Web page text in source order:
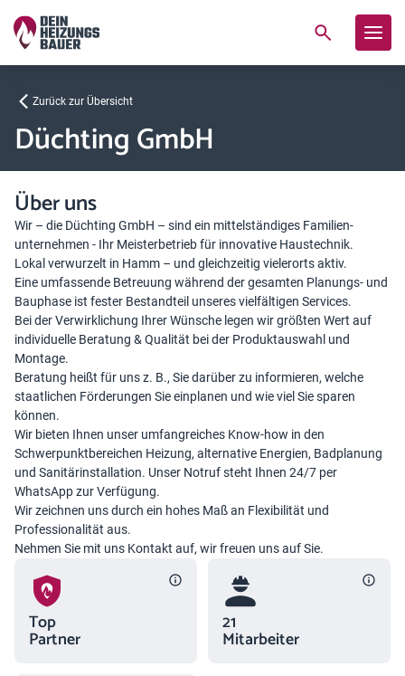
Zurück zur Übersicht
Düchting GmbH
Über uns
Wir – die Düchting GmbH – sind ein mittelständiges Familien-
unternehmen - Ihr Meisterbetrieb für innovative Haustechnik.
Lokal verwurzelt in Hamm – und gleichzeitig vielerorts aktiv.
Eine umfassende Betreuung während der gesamten Planungs- und
Bauphase ist fester Bestandteil unseres vielfältigen Services.
Bei der Verwirklichung Ihrer Wünsche legen wir größten Wert auf
individuelle Beratung & Qualität bei der Produktauswahl und
Montage.
Beratung heißt für uns z. B., Sie darüber zu informieren, welche
staatlichen Förderungen Sie einplanen und wie viel Sie sparen
können.
Wir bieten Ihnen unser umfangreiches Know-how in den
Schwerpunktbereichen Heizung, alternative Energien, Badplanung
und Sanitärinstallation. Unser Notruf steht Ihnen 24/7 per
WhatsApp zur Verfügung.
Wir zeichnen uns durch ein hohes Maß an Flexibilität und
Professionalität aus.
Nehmen Sie mit uns Kontakt auf, wir freuen uns auf Sie.
Top
Partner
21
Mitarbeiter